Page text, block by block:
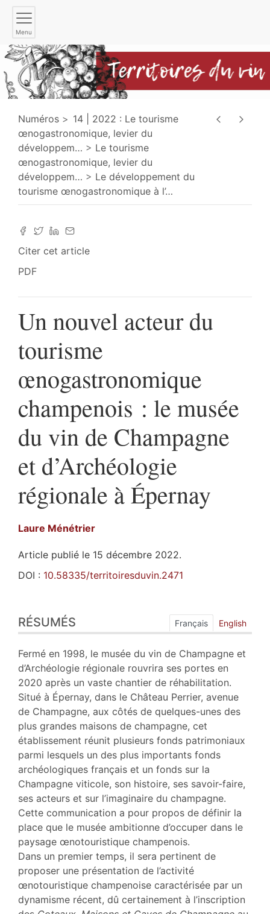
Menu
Numéros
14 | 2022 : Le tourisme
œnogastronomique, levier du
développem…
Le tourisme
œnogastronomique, levier du
développem…
Le développement du
tourisme œnogastronomique à l’…
Citer cet article
PDF
Un nouvel acteur du
tourisme
œnogastronomique
champenois : le musée
du vin de Champagne
et d’Archéologie
régionale à Épernay
Laure Ménétrier
Article publié le 15 décembre 2022.
DOI : 10.58335/territoiresduvin.2471
Index
Plan
Texte
Notes
Illustrations
Citer cet article
Auteur
RÉSUMÉS Français English
Fermé en 1998, le musée du vin de Champagne et
d’Archéologie régionale rouvrira ses portes en
2020 après un vaste chantier de réhabilitation.
Situé à Épernay, dans le Château Perrier, avenue
de Champagne, aux côtés de quelques-unes des
plus grandes maisons de champagne, cet
établissement réunit plusieurs fonds patrimoniaux
parmi lesquels un des plus importants fonds
archéologiques français et un fonds sur la
Champagne viticole, son histoire, ses savoir-faire,
ses acteurs et sur l’imaginaire du champagne.
Cette communication a pour propos de définir la
place que le musée ambitionne d’occuper dans le
paysage œnotouristique champenois.
Dans un premier temps, il sera pertinent de
proposer une présentation de l’activité
œnotouristique champenoise caractérisée par un
dynamisme récent, dû certainement à l’inscription